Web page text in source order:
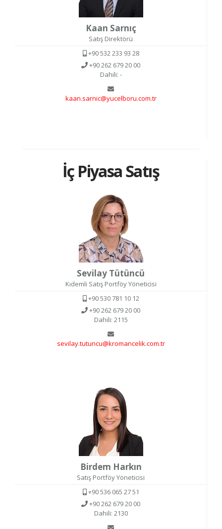
Kaan Sarnıç
Satış Direktörü
+90 532 233 93 28
+90 262 679 20 00
Dahili: -
kaan.sarnic@yucelboru.com.tr
İç Piyasa Satış
Sevilay Tütüncü
Kıdemli Satış Portföy Yöneticisi
+90 530 781 10 12
+90 262 679 20 00
Dahili: 2115
sevilay.tutuncu@kromancelik.com.tr
Birdem Harkın
Satış Portföy Yöneticisi
+90 536 065 27 51
+90 262 679 20 00
Dahili: 2130